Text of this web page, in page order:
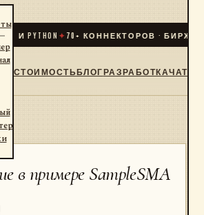
✦70+ КОННЕКТОРОВ · БИРЖИ ·
СТОИМОСТЬБЛОГРАЗРАБОТКАЧАТ
в примере SampleSMA